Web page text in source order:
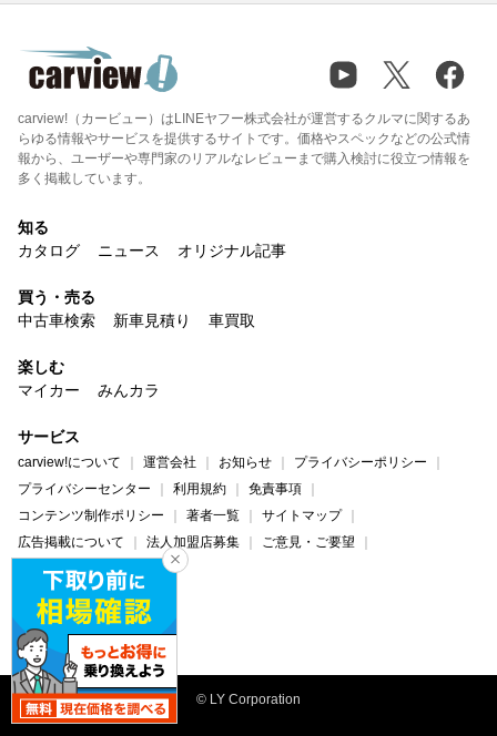
carview!（カービュー）はLINEヤフー株式会社が運営するクルマに関するあ
らゆる情報やサービスを提供するサイトです。価格やスペックなどの公式情
報から、ユーザーや専門家のリアルなレビューまで購入検討に役立つ情報を
多く掲載しています。
知る
カタログ
ニュース オリジナル記事
買う・売る
中古車検索
新車見積り 車買取
楽しむ
マイカー
みんカラ
サービス
carview!について 運営会社 お知らせ
プライバシーポリシー
プライバシーセンター
利用規約
免責事項
コンテンツ制作ポリシー
著者一覧
サイトマップ
広告掲載について
法人加盟店募集
ご意見・ご要望
ヘルプ・お問い合わせ
carview! Yahoo! JAPAN
© LY Corporation